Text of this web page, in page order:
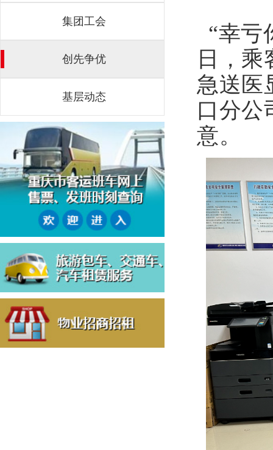
集团工会
创先争优
基层动态
“幸亏
日，
急送医
口分公
意。